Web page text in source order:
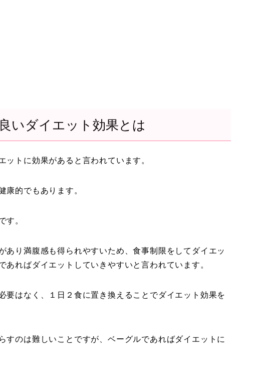
いダイエット効果とは
トに効果があると言われています。
康的でもあります。
す。
あり満腹感も得られやすいため、食事制限をしてダイエッ
あればダイエットしていきやすいと言われています。
要はなく、１日２食に置き換えることでダイエット効果を
すのは難しいことですが、ベーグルであればダイエットに